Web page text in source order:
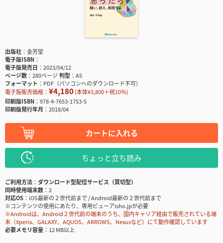
出版社
金芳堂
電子版ISBN
電子版発売日
2023/04/12
ページ数
280ページ判型
A5
フォーマット
PDF（パソコンへのダウンロード不可）
電子版販売価格： ¥4,180(本体¥3,800＋税10％)
印刷版ISBN
978-4-7653-1753-5
印刷版発行年月
2018/04
カートに入れる
ちょっと立ち読み
ご利用方法
ダウンロード型配信サービス（買切型）
同時使用端末数
2
対応OS
iOS最新の２世代前まで / Android最新の２世代前まで
※コンテンツの使用にあたり、専用ビューアisho.jpが必要
※Androidは、Android２世代前の端末のうち、国内キャリア経由で販売されている端
末（Xperia、GALAXY、AQUOS、ARROWS、Nexusなど）にて動作確認しています
必要メモリ容量
12 MB以上